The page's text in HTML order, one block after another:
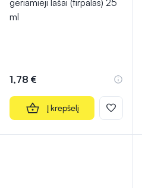
geriamieji lašai (tirpalas) 25
ml
1,78 €
Į krepšelį